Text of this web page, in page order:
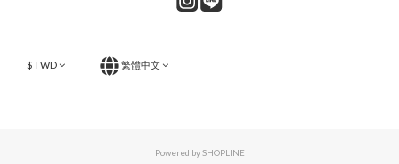
$TWD 繁體中文
Powered by SHOPLINE